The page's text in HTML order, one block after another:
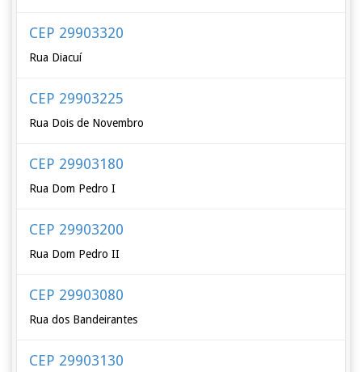
CEP 29903320
Rua Diacuí
CEP 29903225
Rua Dois de Novembro
CEP 29903180
Rua Dom Pedro I
CEP 29903200
Rua Dom Pedro II
CEP 29903080
Rua dos Bandeirantes
CEP 29903130